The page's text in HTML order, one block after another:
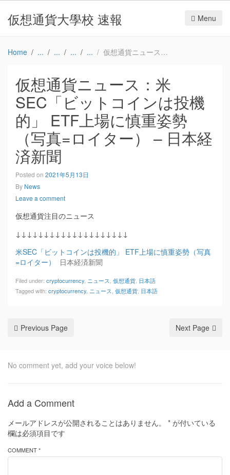
仮想通貨大學校 速報 Menu
Home 仮想通貨ニュース：米SEC「ビットコインは投機的」 ETF上場に慎重姿勢（写真=ロイター） – 日本経済新聞
仮想通貨ニュース：米
SEC「ビットコインは投機
的」 ETF上場に慎重姿勢
（写真=ロイター） – 日本経
済新聞
Posted on 2021年5月13日
By News
Leave a comment
仮想通貨注目のニュース
↓↓↓↓↓↓↓↓↓↓↓↓↓↓↓↓↓↓↓↓
米SEC「ビットコインは投機的」 ETF上場に慎重姿勢（写真
=ロイター）
日本経済新聞
Filed under: cryptocurrency ニュース 仮想通貨 日本語
Tagged with: cryptocurrency ニュース 仮想通貨 日本語
Previous Page Next Page
No comment yet, add your voice below!
Add a Comment
メールアドレスが公開されることはありません。 * が付いている
欄は必須項目です
COMMENT *